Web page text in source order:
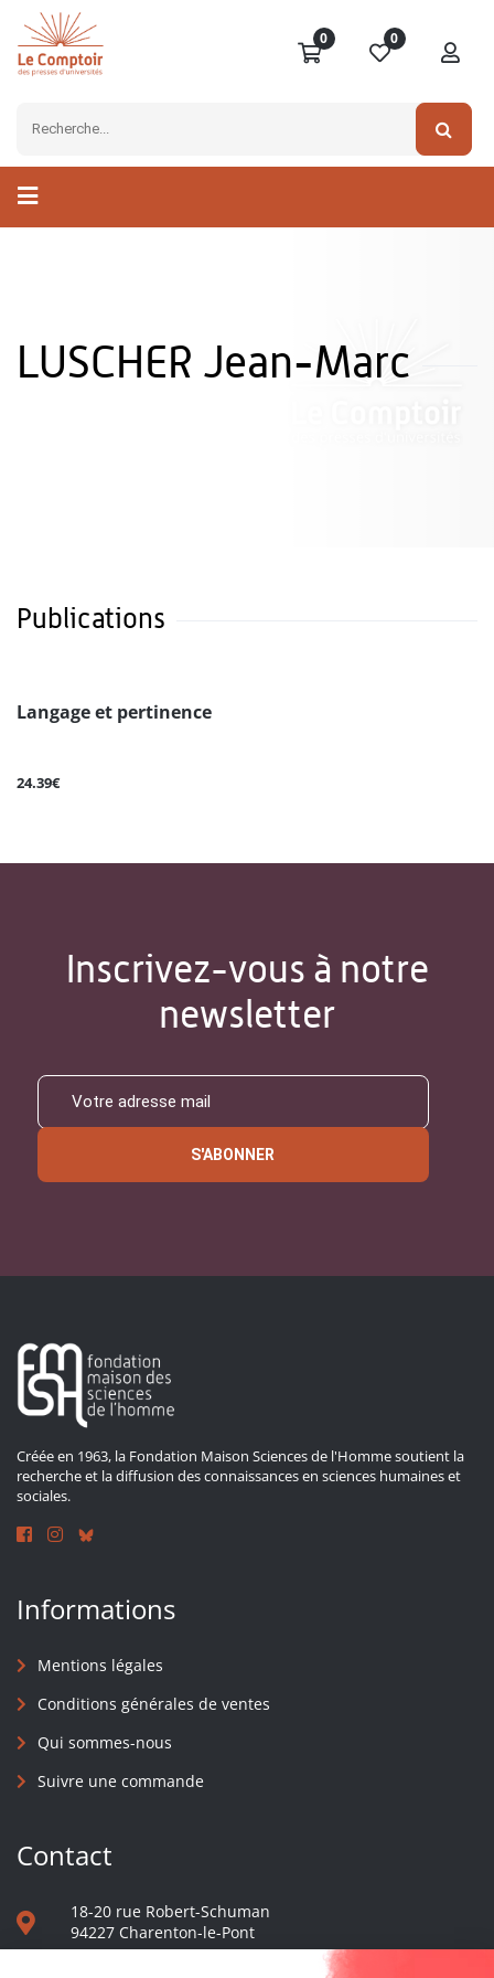
0 0
LUSCHER Jean-Marc
Publications
Langage et pertinence
24.39€
Inscrivez-vous à notre
newsletter
S'ABONNER
Créée en 1963, la Fondation Maison Sciences de l'Homme soutient la
recherche et la diffusion des connaissances en sciences humaines et
sociales.
Informations
Mentions légales
Conditions générales de ventes
Qui sommes-nous
Suivre une commande
Contact
18-20 rue Robert-Schuman
94227 Charenton-le-Pont